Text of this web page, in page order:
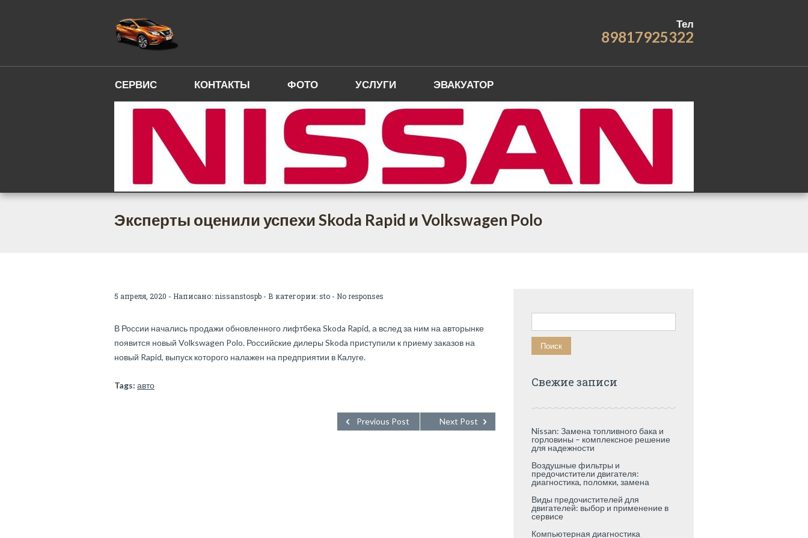
Тел
89817925322
СЕРВИС КОНТАКТЫ ФОТО УСЛУГИ ЭВАКУАТОР
Эксперты оценили успехи Skoda Rapid и Volkswagen Polo
5 апреля, 2020 - Написано: nissanstospb - В категории:sto - No responses
В России начались продажи обновленного лифтбека Skoda Rapid, а вслед за ним на авторынке
появится новый Volkswagen Polo. Российские дилеры Skoda приступили к приему заказов на
новый Rapid, выпуск которого налажен на предприятии в Калуге.
Tags: авто
Next Post
Previous Post
Найти:
Свежие записи
Nissan: Замена топливного бака и
горловины – комплексное решение
для надежности
Воздушные фильтры и
предочистители двигателя:
диагностика, поломки, замена
Виды предочистителей для
двигателей: выбор и применение в
сервисе
Компьютерная диагностика